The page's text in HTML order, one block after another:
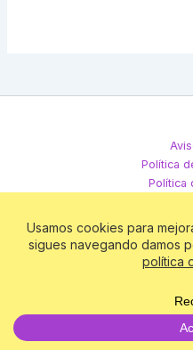
Política
Política
Todos los